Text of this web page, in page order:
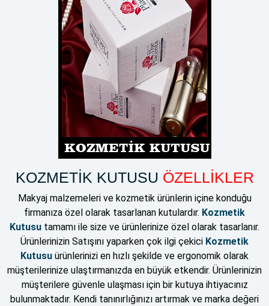
KOZMETİK KUTUSU ÖZELLİKLER
Makyaj malzemeleri ve kozmetik ürünlerin içine konduğu
firmanıza özel olarak tasarlanan kutulardır. Kozmetik
Kutusu tamamı ile size ve ürünlerinize özel olarak tasarlanır.
Ürünlerinizin Satışını yaparken çok ilgi çekici Kozmetik
Kutusu ürünlerinizi en hızlı şekilde ve ergonomik olarak
müşterilerinize ulaştırmanızda en büyük etkendir. Ürünlerinizin
müşterilere güvenle ulaşması için bir kutuya ihtiyacınız
bulunmaktadır. Kendi tanınırlığınızı artırmak ve marka değeri